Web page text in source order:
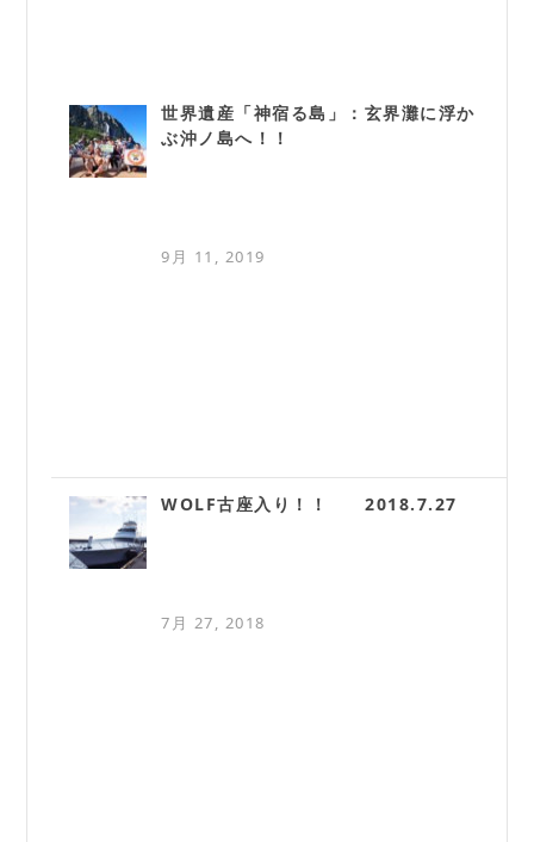
世界遺産「神宿る島」：玄界灘に浮か
ぶ沖ノ島へ！！
9月 11, 2019
WOLF古座入り！！ 2018.7.27
7月 27, 2018